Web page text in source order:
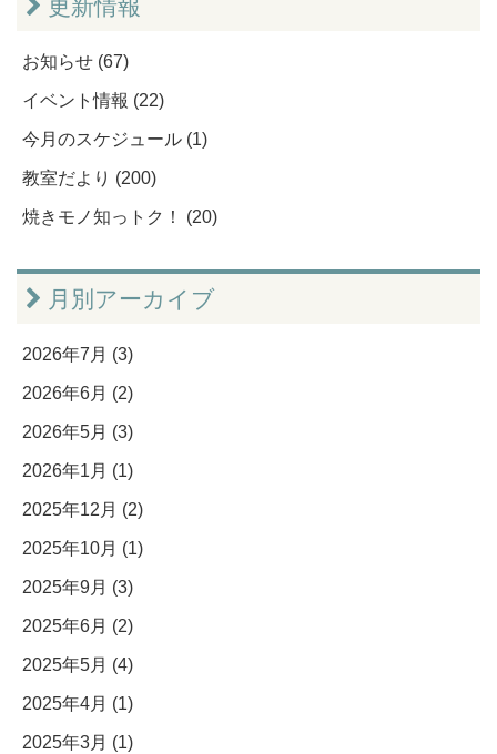
お知らせ (67)
イベント情報 (22)
今月のスケジュール (1)
教室だより (200)
焼きモノ知っトク！ (20)
月別アーカイブ
2026年7月 (3)
2026年6月 (2)
2026年5月 (3)
2026年1月 (1)
2025年12月 (2)
2025年10月 (1)
2025年9月 (3)
2025年6月 (2)
2025年5月 (4)
2025年4月 (1)
2025年3月 (1)